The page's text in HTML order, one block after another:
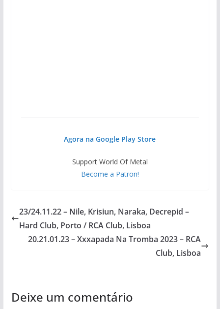
Agora na Google Play Store
Support World Of Metal
Become a Patron!
23/24.11.22 – Nile, Krisiun, Naraka, Decrepid –
Hard Club, Porto / RCA Club, Lisboa
20.21.01.23 – Xxxapada Na Tromba 2023 – RCA
Club, Lisboa
Deixe um comentário